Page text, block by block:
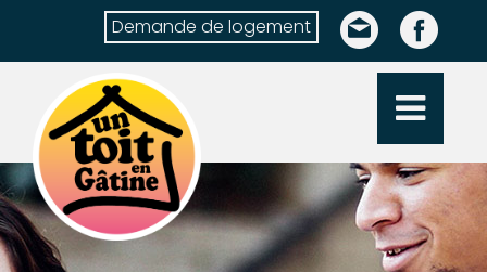
Demande de logement